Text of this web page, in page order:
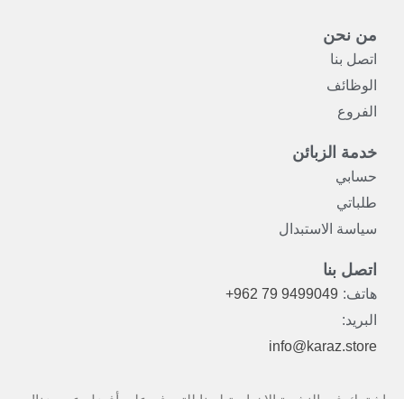
من نحن
اتصل بنا
الوظائف
الفروع
خدمة الزبائن
حسابي
طلباتي
سياسة الاستبدال
اتصل بنا
هاتف: +962 79 9499049
البريد:
info@karaz.store